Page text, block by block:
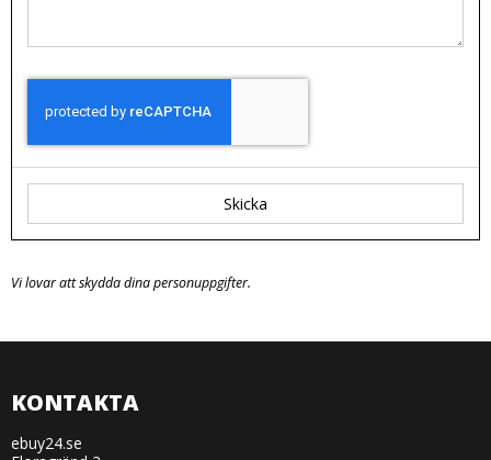
Skicka
Vi lovar att skydda dina personuppgifter.
KONTAKTA
ebuy24.se